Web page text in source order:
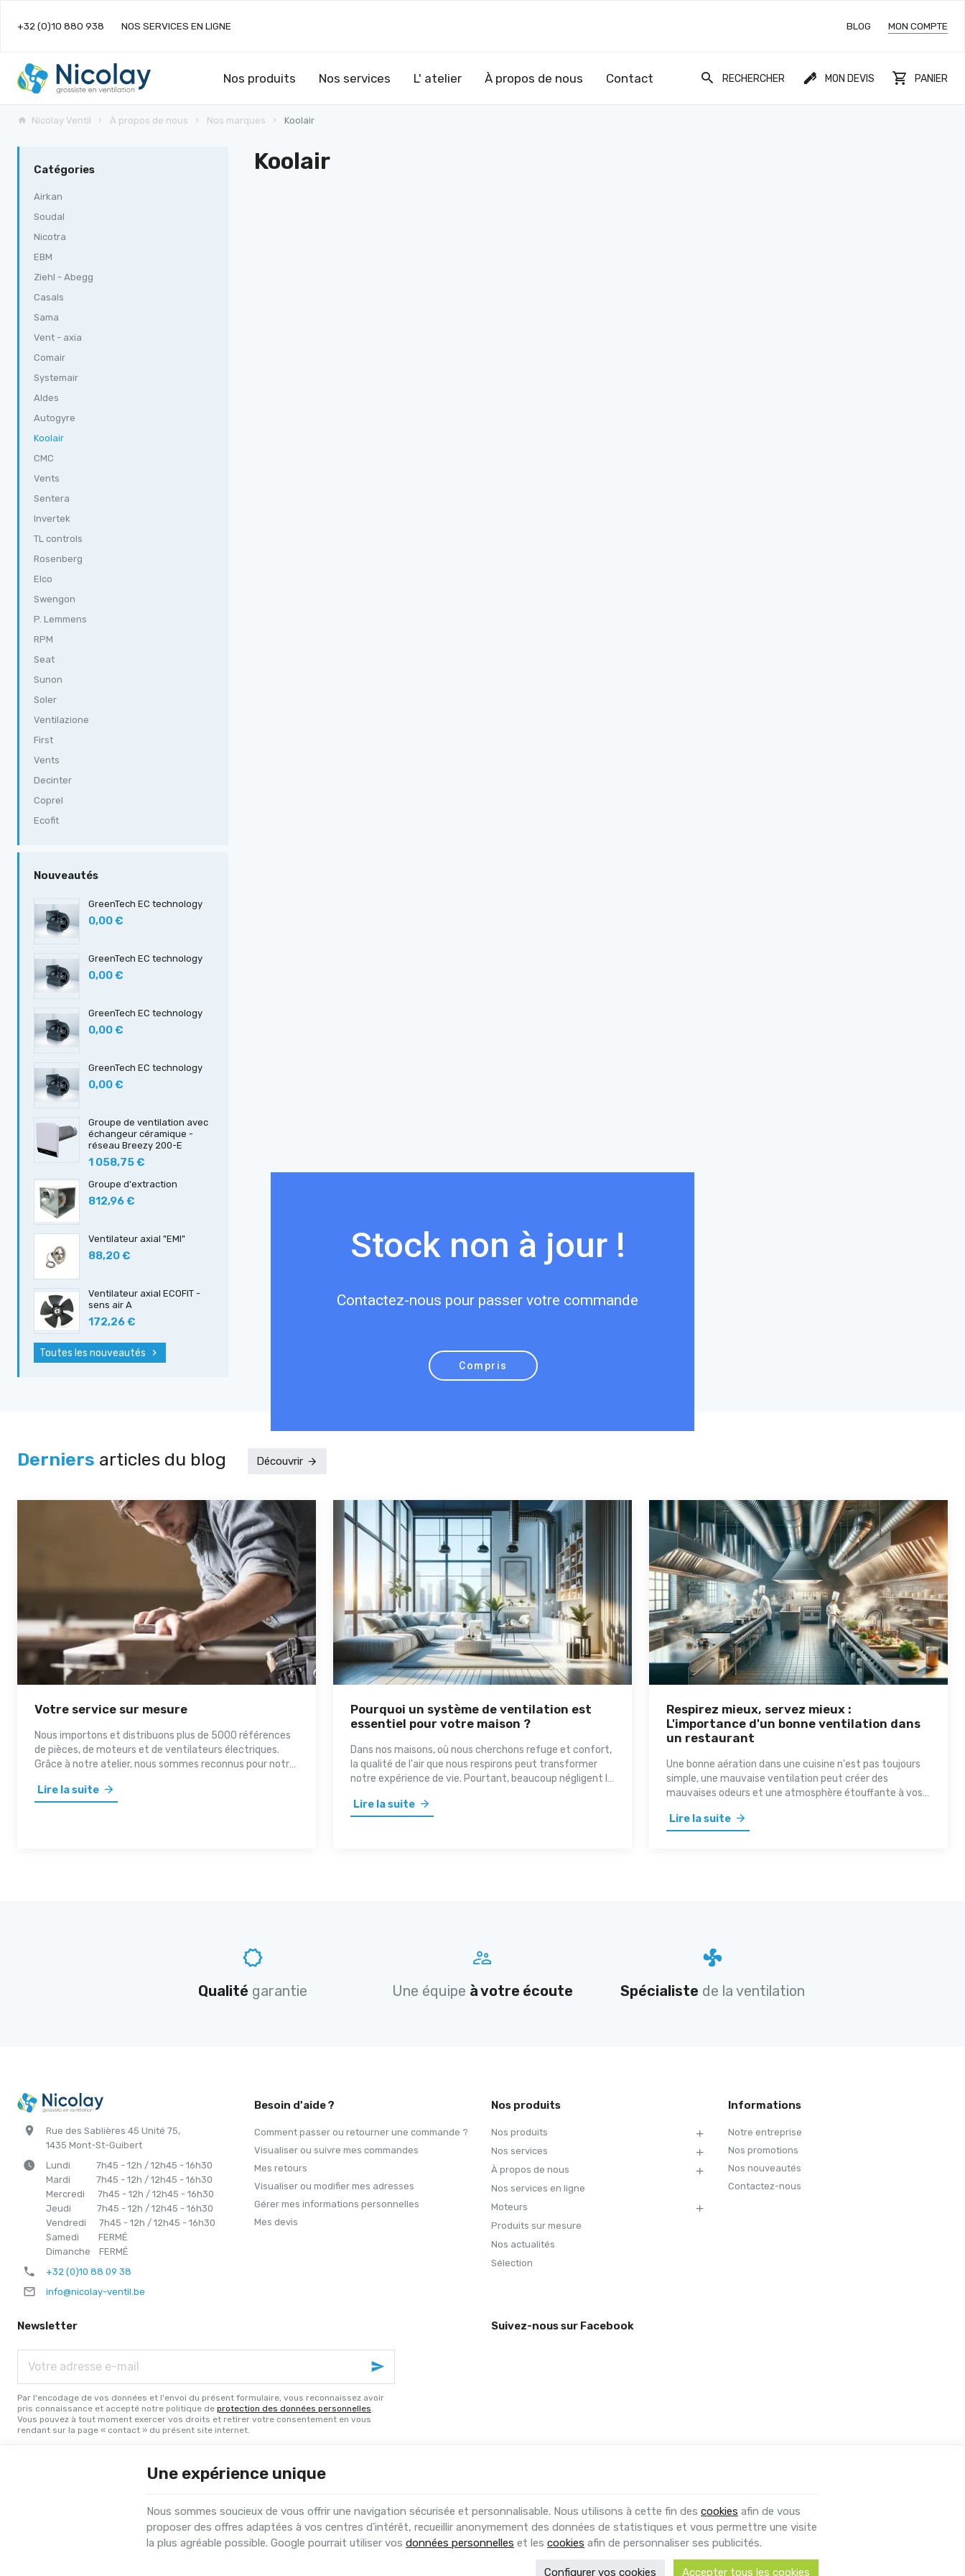
+32 (0)10 880 938 NOS SERVICES EN LIGNE BLOG MON COMPTE
Nos produits Nos services L' atelier À propos de nous Contact RECHERCHER MON DEVIS PANIER
Nicolay Ventil À propos de nous Nos marques Koolair
Catégories
Airkan
Soudal
Nicotra
EBM
Ziehl - Abegg
Casals
Sama
Vent - axia
Comair
Systemair
Aldes
Autogyre
Koolair
CMC
Vents
Sentera
Invertek
TL controls
Rosenberg
Elco
Swengon
P. Lemmens
RPM
Seat
Sunon
Soler
Ventilazione
First
Vents
Decinter
Coprel
Ecofit
Nouveautés
GreenTech EC technology
0,00 €
GreenTech EC technology
0,00 €
GreenTech EC technology
0,00 €
GreenTech EC technology
0,00 €
Groupe de ventilation avec
échangeur céramique -
réseau Breezy 200-E
1 058,75 €
Groupe d'extraction
812,96 €
Ventilateur axial "EMI"
88,20 €
Ventilateur axial ECOFIT -
sens air A
172,26 €
Toutes les nouveautés
Koolair
Derniers articles du blog Découvrir
Votre service sur mesure
Nous importons et distribuons plus de 5000 références
de pièces, de moteurs et de ventilateurs électriques.
Grâce à notre atelier, nous sommes reconnus pour notre
service personnalisé à l'ensemble de notre clientèle.
Lire la suite
Pourquoi un système de ventilation est
essentiel pour votre maison ?
Dans nos maisons, où nous cherchons refuge et confort,
la qualité de l'air que nous respirons peut transformer
notre expérience de vie. Pourtant, beaucoup négligent le
bien conçu. Dans cette exploration complète, nous
Lire la suite
Respirez mieux, servez mieux :
L'importance d'un bonne ventilation dans
un restaurant
Une bonne aération dans une cuisine n'est pas toujours
simple, une mauvaise ventilation peut créer des
mauvaises odeurs et une atmosphère étouffante à vos
différence, non seulement pour le confort de vos clients,
Lire la suite
Qualité garantie Une équipe à votre écoute Spécialiste de la ventilation
Rue des Sablières 45 Unité 75,
1435 Mont-St-Guibert
Lundi 7h45 - 12h / 12h45 - 16h30
Mardi 7h45 - 12h / 12h45 - 16h30
Mercredi 7h45 - 12h / 12h45 - 16h30
Jeudi 7h45 - 12h / 12h45 - 16h30
Vendredi 7h45 - 12h / 12h45 - 16h30
Samedi FERMÉ
Dimanche FERMÉ
+32 (0)10 88 09 38
info@nicolay-ventil.be
Besoin d'aide ?
Comment passer ou retourner une commande ?
Visualiser ou suivre mes commandes
Mes retours
Visualiser ou modifier mes adresses
Gérer mes informations personnelles
Mes devis
Nos produits
Nos produits
Nos services
À propos de nous
Nos services en ligne
Moteurs
Produits sur mesure
Nos actualités
Sélection
Informations
Notre entreprise
Nos promotions
Nos nouveautés
Contactez-nous
Newsletter
adresse
e-
mail
Par l'encodage de vos données et l'envoi du présent formulaire, vous reconnaissez avoir
pris connaissance et accepté notre politique de protection des données personnelles.
Vous pouvez à tout moment exercer vos droits et retirer votre consentement en vous
rendant sur la page « contact » du présent site internet.
Suivez-nous sur Facebook
Nicolay Ventil | N° d'entreprise : BE0433.064.517 | Mentions légales & Contact
Conditions d'utilisation du site web| Cookies| Données personnelles | Traitement de vos données par Google
Une expérience unique
Nous sommes soucieux de vous offrir une navigation sécurisée et personnalisable. Nous utilisons à cette fin des cookies afin de vous
proposer des offres adaptées à vos centres d’intérêt, recueillir anonymement des données de statistiques et vous permettre une visite
la plus agréable possible. Google pourrait utiliser vos données personnelles et les cookies afin de personnaliser ses publicités.
Configurer vos cookies Accepter tous les cookies
Stock non à jour !
Contactez-nous pour passer votre commande
Compris